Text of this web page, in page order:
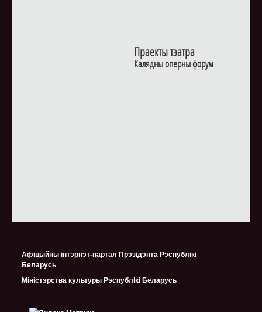
Праекты тэатра
Калядны оперны форум
Афіцыйны інтэрнэт-партал Прэзідэнта Рэспублікі
Беларусь
Міністэрства культуры Рэспублiкi Беларусь